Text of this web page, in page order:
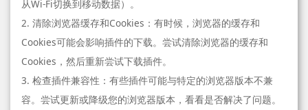
从Wi-Fi切换到移动数据）。
2. 清除浏览器缓存和Cookies：有时候，浏览器的缓存和
Cookies可能会影响插件的下载。尝试清除浏览器的缓存和
Cookies，然后重新尝试下载插件。
3. 检查插件兼容性：有些插件可能与特定的浏览器版本不兼
容。尝试更新或降级您的浏览器版本，看看是否解决了问题。